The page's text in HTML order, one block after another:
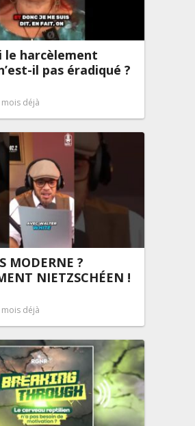
le harcèlement
il pas éradiqué ?
mois déjà
MODERNE ?
NIETZSCHÉEN !
mois déjà